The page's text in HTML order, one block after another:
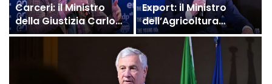
Carceri: il Ministro
della Giustizia Carlo
Nordio alla Scuola
Export: il Ministro
dell’Agricoltura
Francesco
Lollobrigida alla
Scuola “The Young
Hope”